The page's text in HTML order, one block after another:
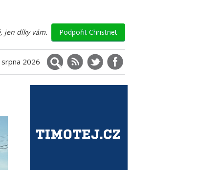
jen díky vám. Podpořit Christnet
srpna 2026 Vyhledávání
RSS X (Twitter)
Facebook